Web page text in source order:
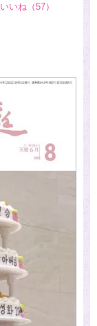
いいね（57）